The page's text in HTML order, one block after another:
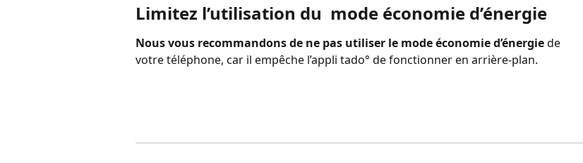
Limitez l’utilisation du  mode économie d’énergie
Nous vous recommandons de ne pas utiliser le mode économie d’énergie de
votre téléphone, car il empêche l’appli tado° de fonctionner en arrière-plan.